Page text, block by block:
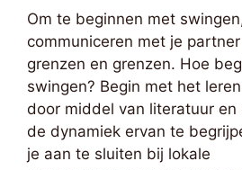
Om te beginnen met
communiceren met je
grenzen en grenzen. Hoe
swingen? Begin met het
door middel van literatuur en
de dynamiek ervan te
je aan te sluiten bij lokale